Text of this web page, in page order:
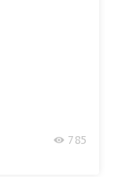
785